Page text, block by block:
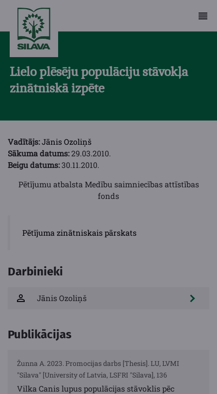
Lielo plēsēju populāciju stāvokļa
zinātniskā izpēte
Vadītājs:Jānis Ozoliņš
Sākuma datums:29.03.2010.
Beigu datums:30.11.2010.
Pētījumu atbalsta Medību saimniecības attīstības
fonds
Pētījuma zinātniskais pārskats
Darbinieki
Jānis Ozoliņš
Publikācijas
Žunna A. 2023. Promocijas darbs [Thesis]. LU, LVMI
"Silava" [University of Latvia, LSFRI "Silava], 136
Vilka Canis lupus populācijas stāvoklis pēc